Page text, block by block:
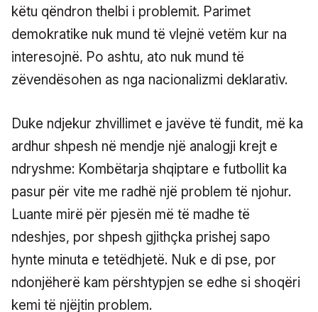
këtu qëndron thelbi i problemit. Parimet
demokratike nuk mund të vlejnë vetëm kur na
interesojnë. Po ashtu, ato nuk mund të
zëvendësohen as nga nacionalizmi deklarativ.
Duke ndjekur zhvillimet e javëve të fundit, më ka
ardhur shpesh në mendje një analogji krejt e
ndryshme: Kombëtarja shqiptare e futbollit ka
pasur për vite me radhë një problem të njohur.
Luante mirë për pjesën më të madhe të
ndeshjes, por shpesh gjithçka prishej sapo
hynte minuta e tetëdhjetë. Nuk e di pse, por
ndonjëherë kam përshtypjen se edhe si shoqëri
kemi të njëjtin problem.